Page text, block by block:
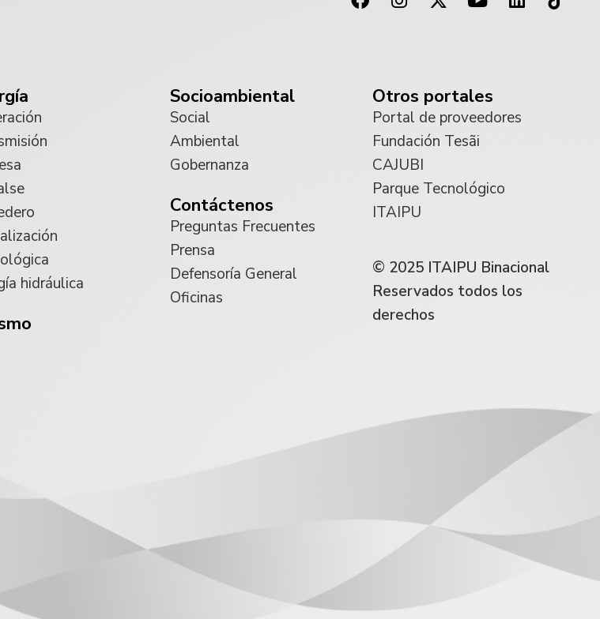
hidráulica
Socioambiental
Social
Ambiental
Gobernanza
Contáctenos
Preguntas Frecuentes
Prensa
Defensoría General
Oficinas
Otros portales
Portal de proveedores
Fundación Tesãi
CAJUBI
Parque Tecnológico
ITAIPU
© 2025 ITAIPU Binacional
Reservados todos los
derechos